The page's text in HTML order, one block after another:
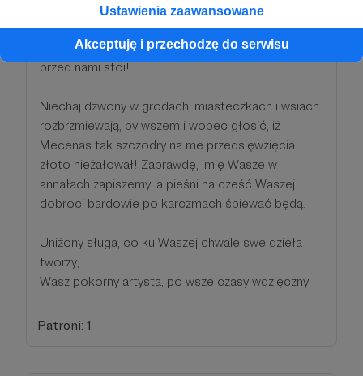
Ustawienia zaawansowane
Akceptuję i przechodzę do serwisu
trzykroć w ukłonach się kłaniam! Wasza hojność,
jak wino najlepsze, rozgrzała me serce i dała
nadzieję, że przyszłość pełna chwały i dostatku
przed nami stoi!
Niechaj dzwony w grodach, miasteczkach i wsiach
rozbrzmiewają, by wszem i wobec głosić, iż
Mecenas tak szczodry na me przedsięwzięcia
złoto nieżałował! Zaprawdę, imię Wasze w
annałach zapiszemy, a pieśni na cześć Waszej
dobroci bardowie po karczmach śpiewać będą.
Uniżony sługa, co ku Waszej chwale swe dzieła
tworzy,
Wasz pokorny artysta, po wsze czasy wdzięczny
Patroni: 1